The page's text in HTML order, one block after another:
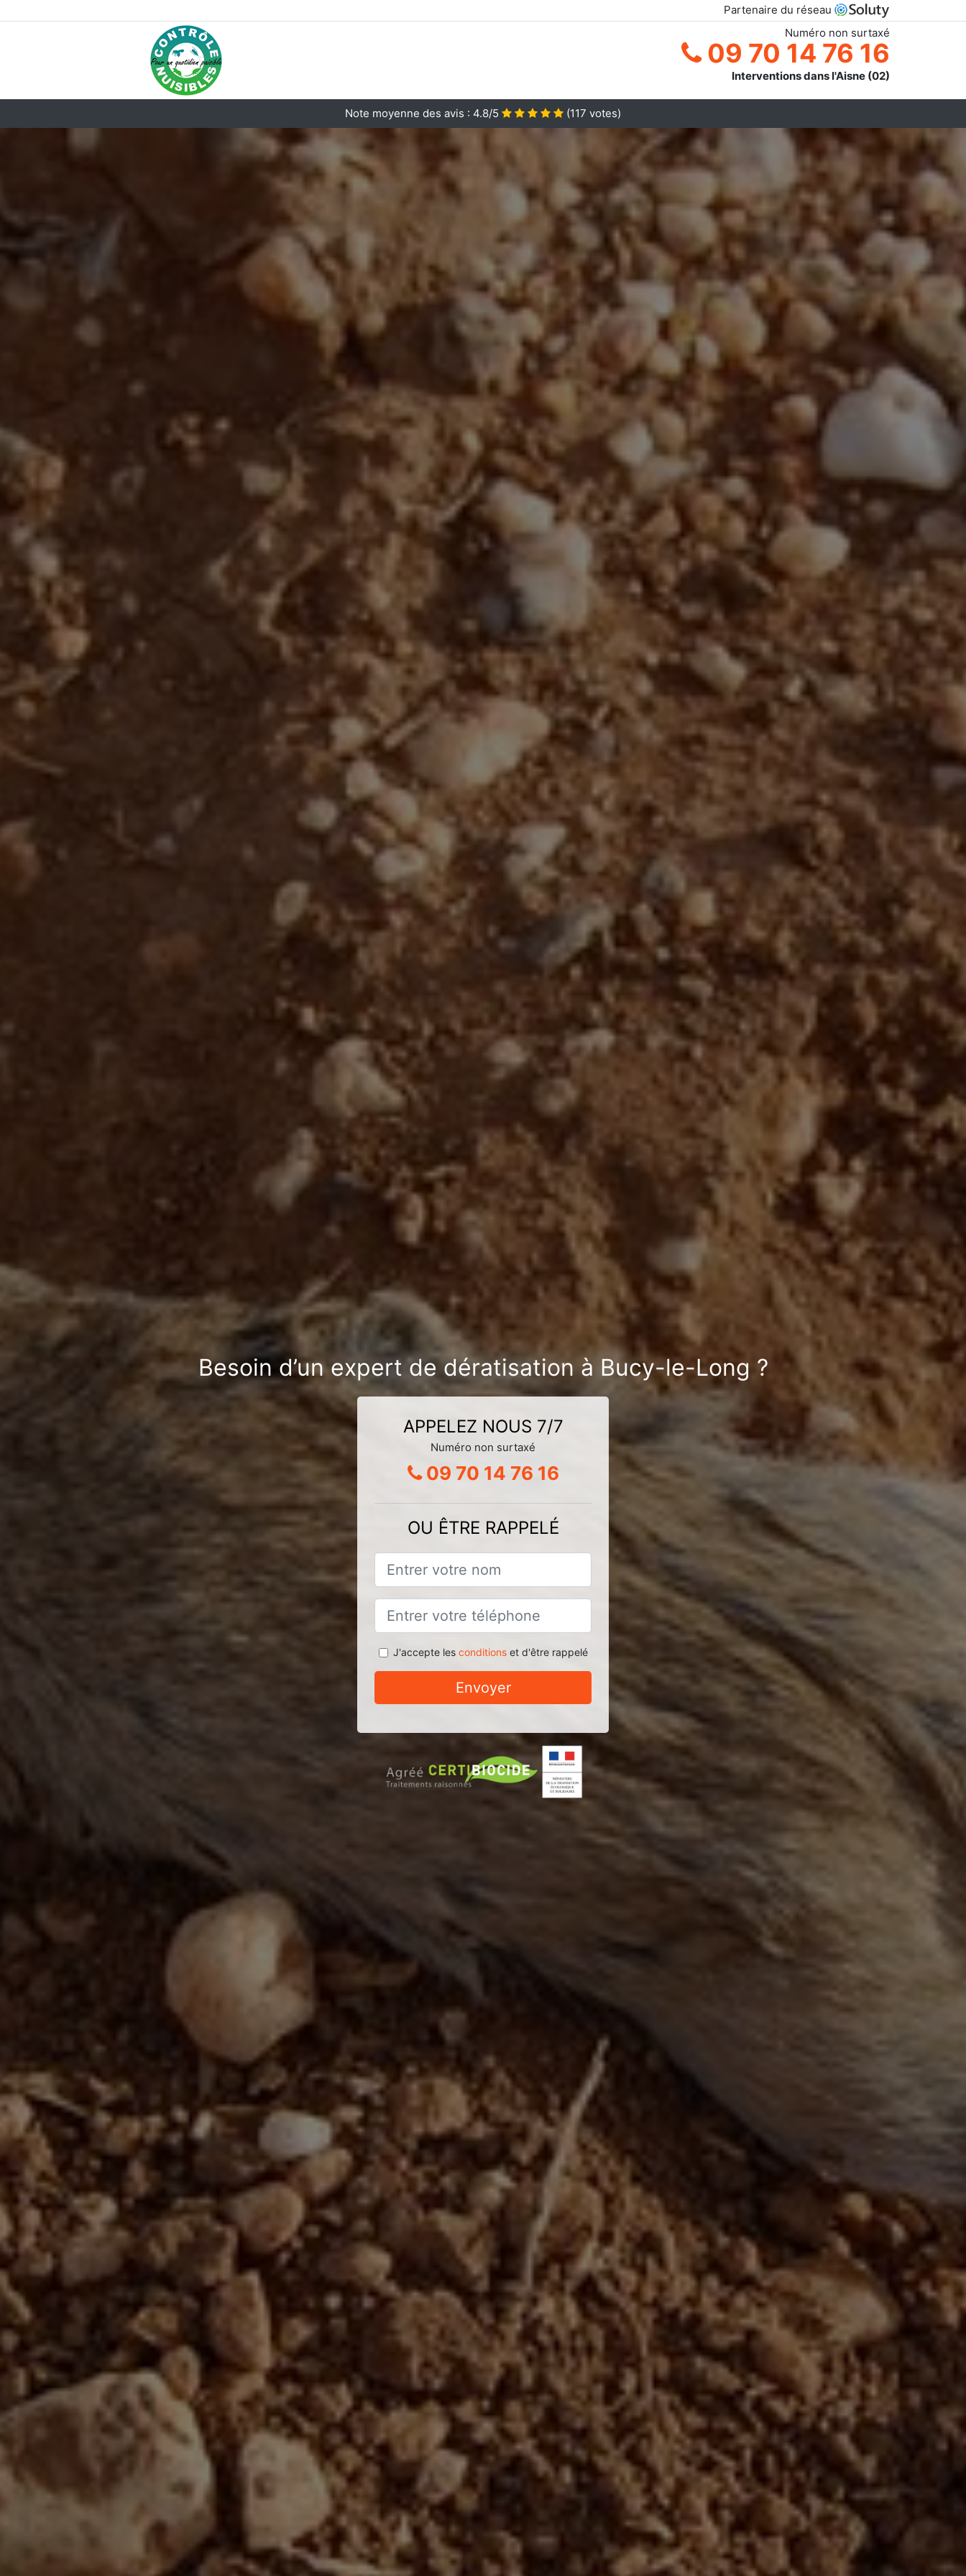
Partenaire du réseau
Numéro non surtaxé
09 70 14 76 16
Interventions dans l'Aisne (02)
Note moyenne des avis : 4.8/5 (117 votes)
Besoin d’un expert de dératisation à Bucy-le-Long ?
APPELEZ NOUS 7/7
Numéro non surtaxé
09 70 14 76 16
OU ÊTRE RAPPELÉ
J'accepte les conditionset d'être rappelé
Envoyer